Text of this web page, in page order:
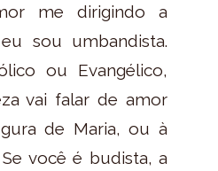
me dirigindo a
sou umbandista.
ou Evangélico,
vai falar de amor
de Maria, ou à
você é budista, a